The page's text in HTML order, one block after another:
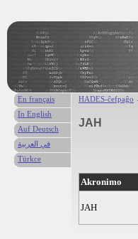
HADES-ĉefpaĝo
JAH
Akronimo
JAH
En français
In English
Auf Deutsch
في العربية
Türkce